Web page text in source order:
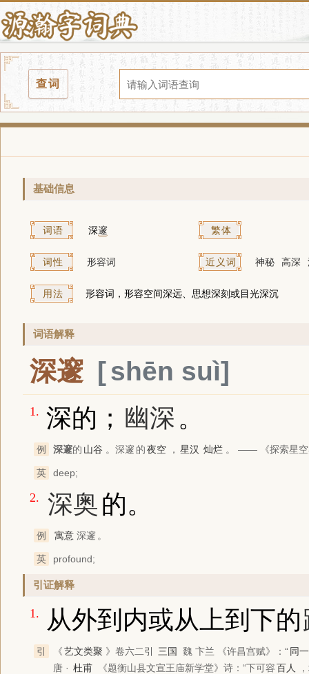
查词
基础信息
词语 深邃 繁体
词性 形容词 近义词 神秘 高深
用法 形容词，形容空间深远、思想深刻或目光深沉
词语解释
深邃 shēn suì
1. 深的； 幽深 。
例 深邃的 山谷 。 深邃 的夜空 ， 星汉 灿烂 。 —— 《探索星
英 deep;
2. 深奥的。
例 寓意 深邃 。
英 profound;
引证解释
1. 从外到内或从上到下的
引 《艺文类聚 》 卷六二引 三国 魏 卞兰 《许昌宫赋》 ：“ 同一
唐 · 杜甫 《题衡山县文宣王庙新学堂》 诗：“下可容百人